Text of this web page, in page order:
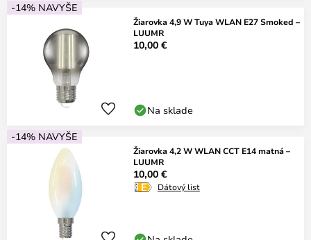
-14% NAVYŠE
Žiarovka 4,9 W Tuya WLAN E27 Smoked –
LUUMR
10,00 €
Na sklade
-14% NAVYŠE
Žiarovka 4,2 W WLAN CCT E14 matná –
LUUMR
10,00 €
Dátový list